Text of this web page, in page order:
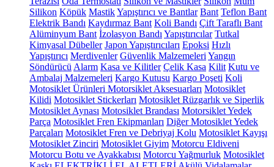
Silikon Köpük MastikYapıştırıcı ve Bantlar Bant Teflon Bant
Elektrik Bandı Kaydırmaz Bant Koli Bandı Çift Taraflı Bant
Alüminyum Bant İzolasyon Bandı Yapıştırıcılar Tutkal
Kimyasal Dübeller Japon Yapıştırıcıları Epoksi Hızlı
Yapıştırıcı Merdivenler Güvenlik Malzemeleri Yangın
Söndürücü Alarm Kasa ve Kilitler Çelik Kasa Kilit Kutu ve
Ambalaj Malzemeleri Kargo Kutusu Kargo Poşeti Koli
Motosiklet Ürünleri Motorsiklet Aksesuarları Motosiklet
Kilidi Motosiklet Stickerları Motosiklet Rüzgarlık ve Siperlik
Motosiklet Aynası Motosiklet Brandası Motorsiklet Yedek
Parça Motosiklet Fren Ekipmanları Diğer Motosiklet Yedek
Parçaları Motosiklet Fren ve Debriyaj Kolu Motosiklet Kayışı
Motosiklet Zinciri Motosiklet Giyim Motorcu Eldiveni
Motorcu Botu ve Ayakkabısı Motorcu Yağmurluk Motosiklet